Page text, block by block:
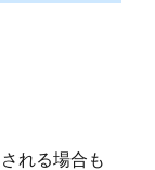
れる場合も